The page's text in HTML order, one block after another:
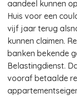
aandeel kunnen
Huis voor een
vijf jaar terug
kunnen claimen.
banken bekende
Belastingdienst.
vooraf betaalde